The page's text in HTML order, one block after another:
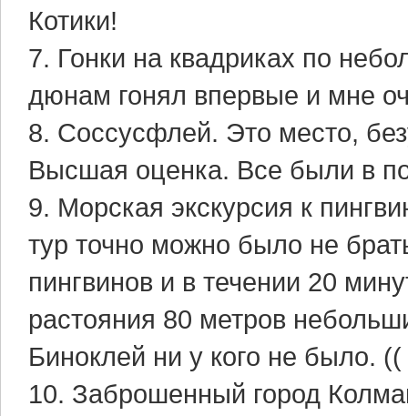
Котики!
7. Гонки на квадриках по
дюнам гонял впервые и мне
8. Соссусфлей. Это место,
Высшая оценка. Все были в
9. Морская экскурсия к
тур точно можно было не
пингвинов и в течении 20
растояния 80 метров
Биноклей ни у кого не было. ((
10. Заброшенный город